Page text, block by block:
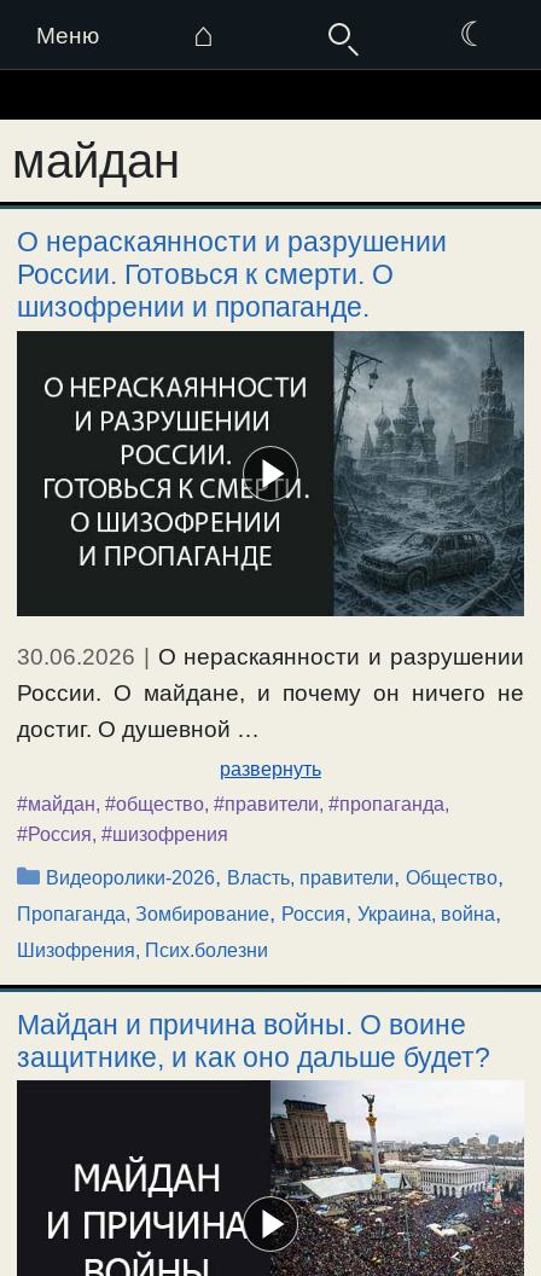
Меню ⌂ ☾
к
содержимому
майдан
О нераскаянности и разрушении
России. Готовься к смерти. О
шизофрении и пропаганде.
30.06.2026 | О нераскаянности и разрушении
России. О майдане, и почему он ничего не
достиг. О душевной …
развернуть
#майдан, #общество, #правители, #пропаганда,
#Россия, #шизофрения
Рубрики
Видеоролики-2026, Власть, правители,Общество,
Пропаганда, Зомбирование, Россия, Украина, война,
Шизофрения, Псих.болезни
Майдан и причина войны. О воине
защитнике, и как оно дальше будет?